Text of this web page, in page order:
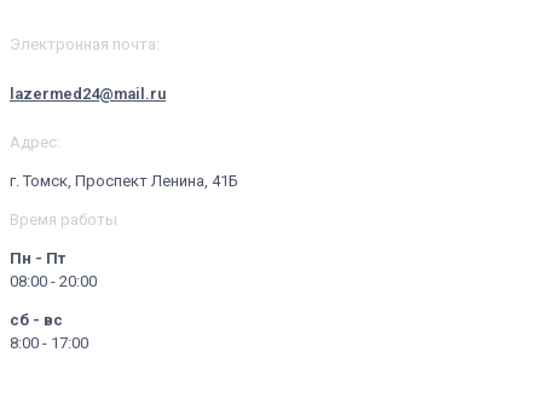
Электронная почта:
lazermed24@mail.ru
Адрес:
г. Томск, Проспект Ленина, 41Б
Время работы
Пн - Пт
08:00 - 20:00
сб - вс
8:00 - 17:00